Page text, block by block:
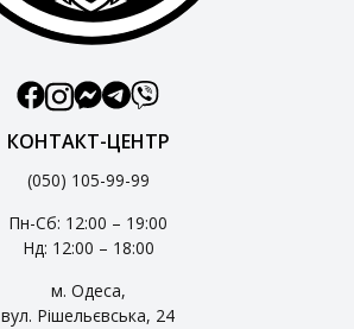
КОНТАКТ-ЦЕНТР
(050) 105-99-99
Пн-Сб: 12:00 – 19:00
Нд: 12:00 – 18:00
м. Одеса,
вул. Рішельєвська, 24